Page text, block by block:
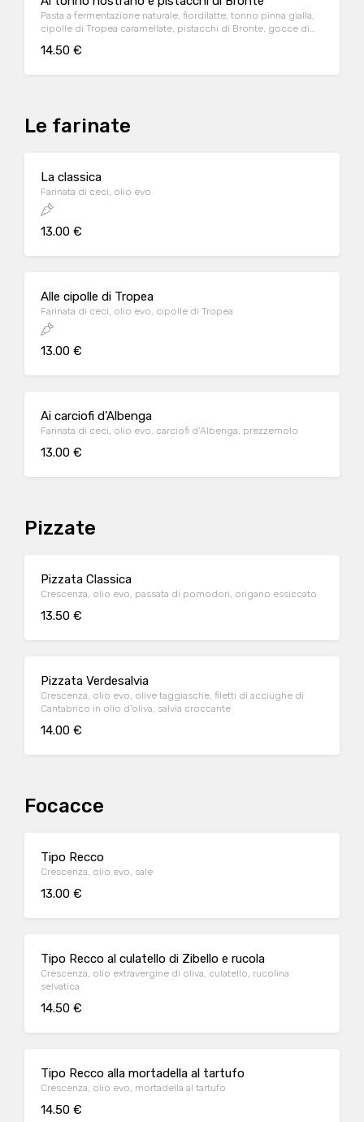
Pasta a fermentazione naturale, fiordilatte, tonno pinna gialla,
cipolle di Tropea caramellate, pistacchi di Bronte, gocce di
14.50 €
Le farinate
La classica
Farinata di ceci, olio evo
13.00 €
Alle cipolle di Tropea
Farinata di ceci, olio evo, cipolle di Tropea
13.00 €
Ai carciofi d’Albenga
Farinata di ceci, olio evo, carciofi d’Albenga, prezzemolo
13.00 €
Pizzate
Pizzata Classica
Crescenza, olio evo, passata di pomodori, origano essiccato
13.50 €
Pizzata Verdesalvia
Crescenza, olio evo, olive taggiasche, filetti di acciughe di
Cantabrico in olio d’oliva, salvia croccante
14.00 €
Focacce
Tipo Recco
Crescenza, olio evo, sale
13.00 €
Tipo Recco al culatello di Zibello e rucola
Crescenza, olio extravergine di oliva, culatello, rucolina
selvatica
14.50 €
Tipo Recco alla mortadella al tartufo
Crescenza, olio evo, mortadella al tartufo
14.50 €